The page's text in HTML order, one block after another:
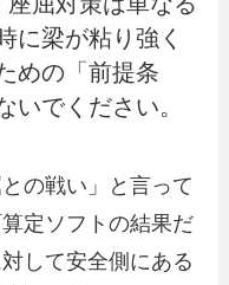
に梁が粘り強く
めの「前提条
いでください。
の戦い」と言って
定ソフトの結果だ
して安全側にある